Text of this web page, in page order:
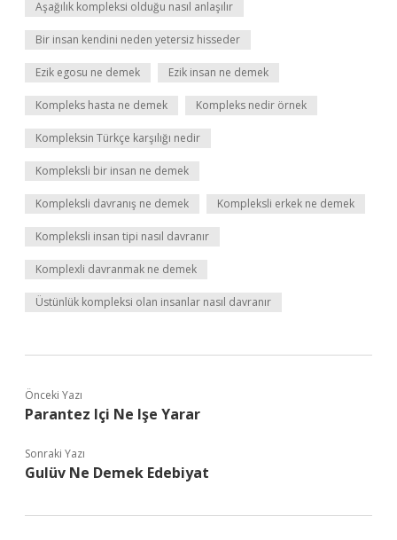
Aşağılık kompleksi olduğu nasıl anlaşılır
Bir insan kendini neden yetersiz hisseder
Ezik egosu ne demek Ezik insan ne demek
Kompleks hasta ne demek Kompleks nedir örnek
Kompleksin Türkçe karşılığı nedir
Kompleksli bir insan ne demek
Kompleksli davranış ne demek Kompleksli erkek ne demek
Kompleksli insan tipi nasıl davranır
Komplexli davranmak ne demek
Üstünlük kompleksi olan insanlar nasıl davranır
Önceki Yazı
Parantez Içi Ne Işe Yarar
Sonraki Yazı
Gulüv Ne Demek Edebiyat